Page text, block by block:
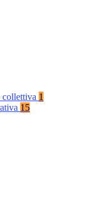
collettiva 1
15